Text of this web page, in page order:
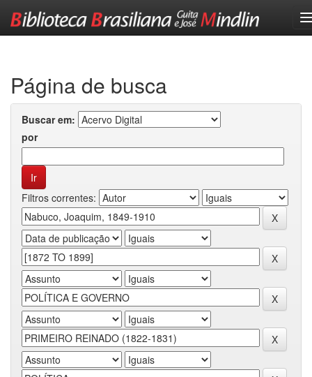
Página de busca
Buscar em:
por
Filtros correntes: